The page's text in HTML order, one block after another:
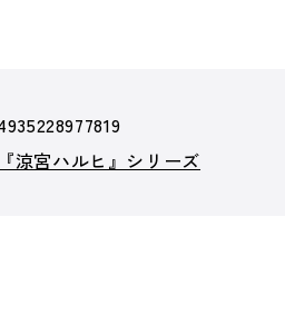
『涼宮ハルヒ』シリーズ